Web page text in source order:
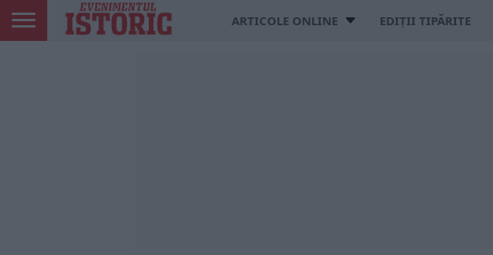
ARTICOLE ONLINE EDIȚII TIPĂRITE